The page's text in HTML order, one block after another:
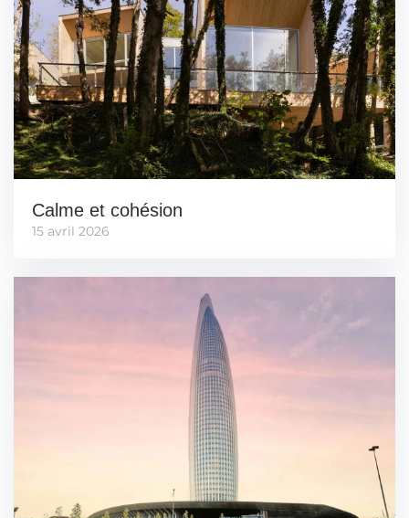
Calme et cohésion
15 avril 2026